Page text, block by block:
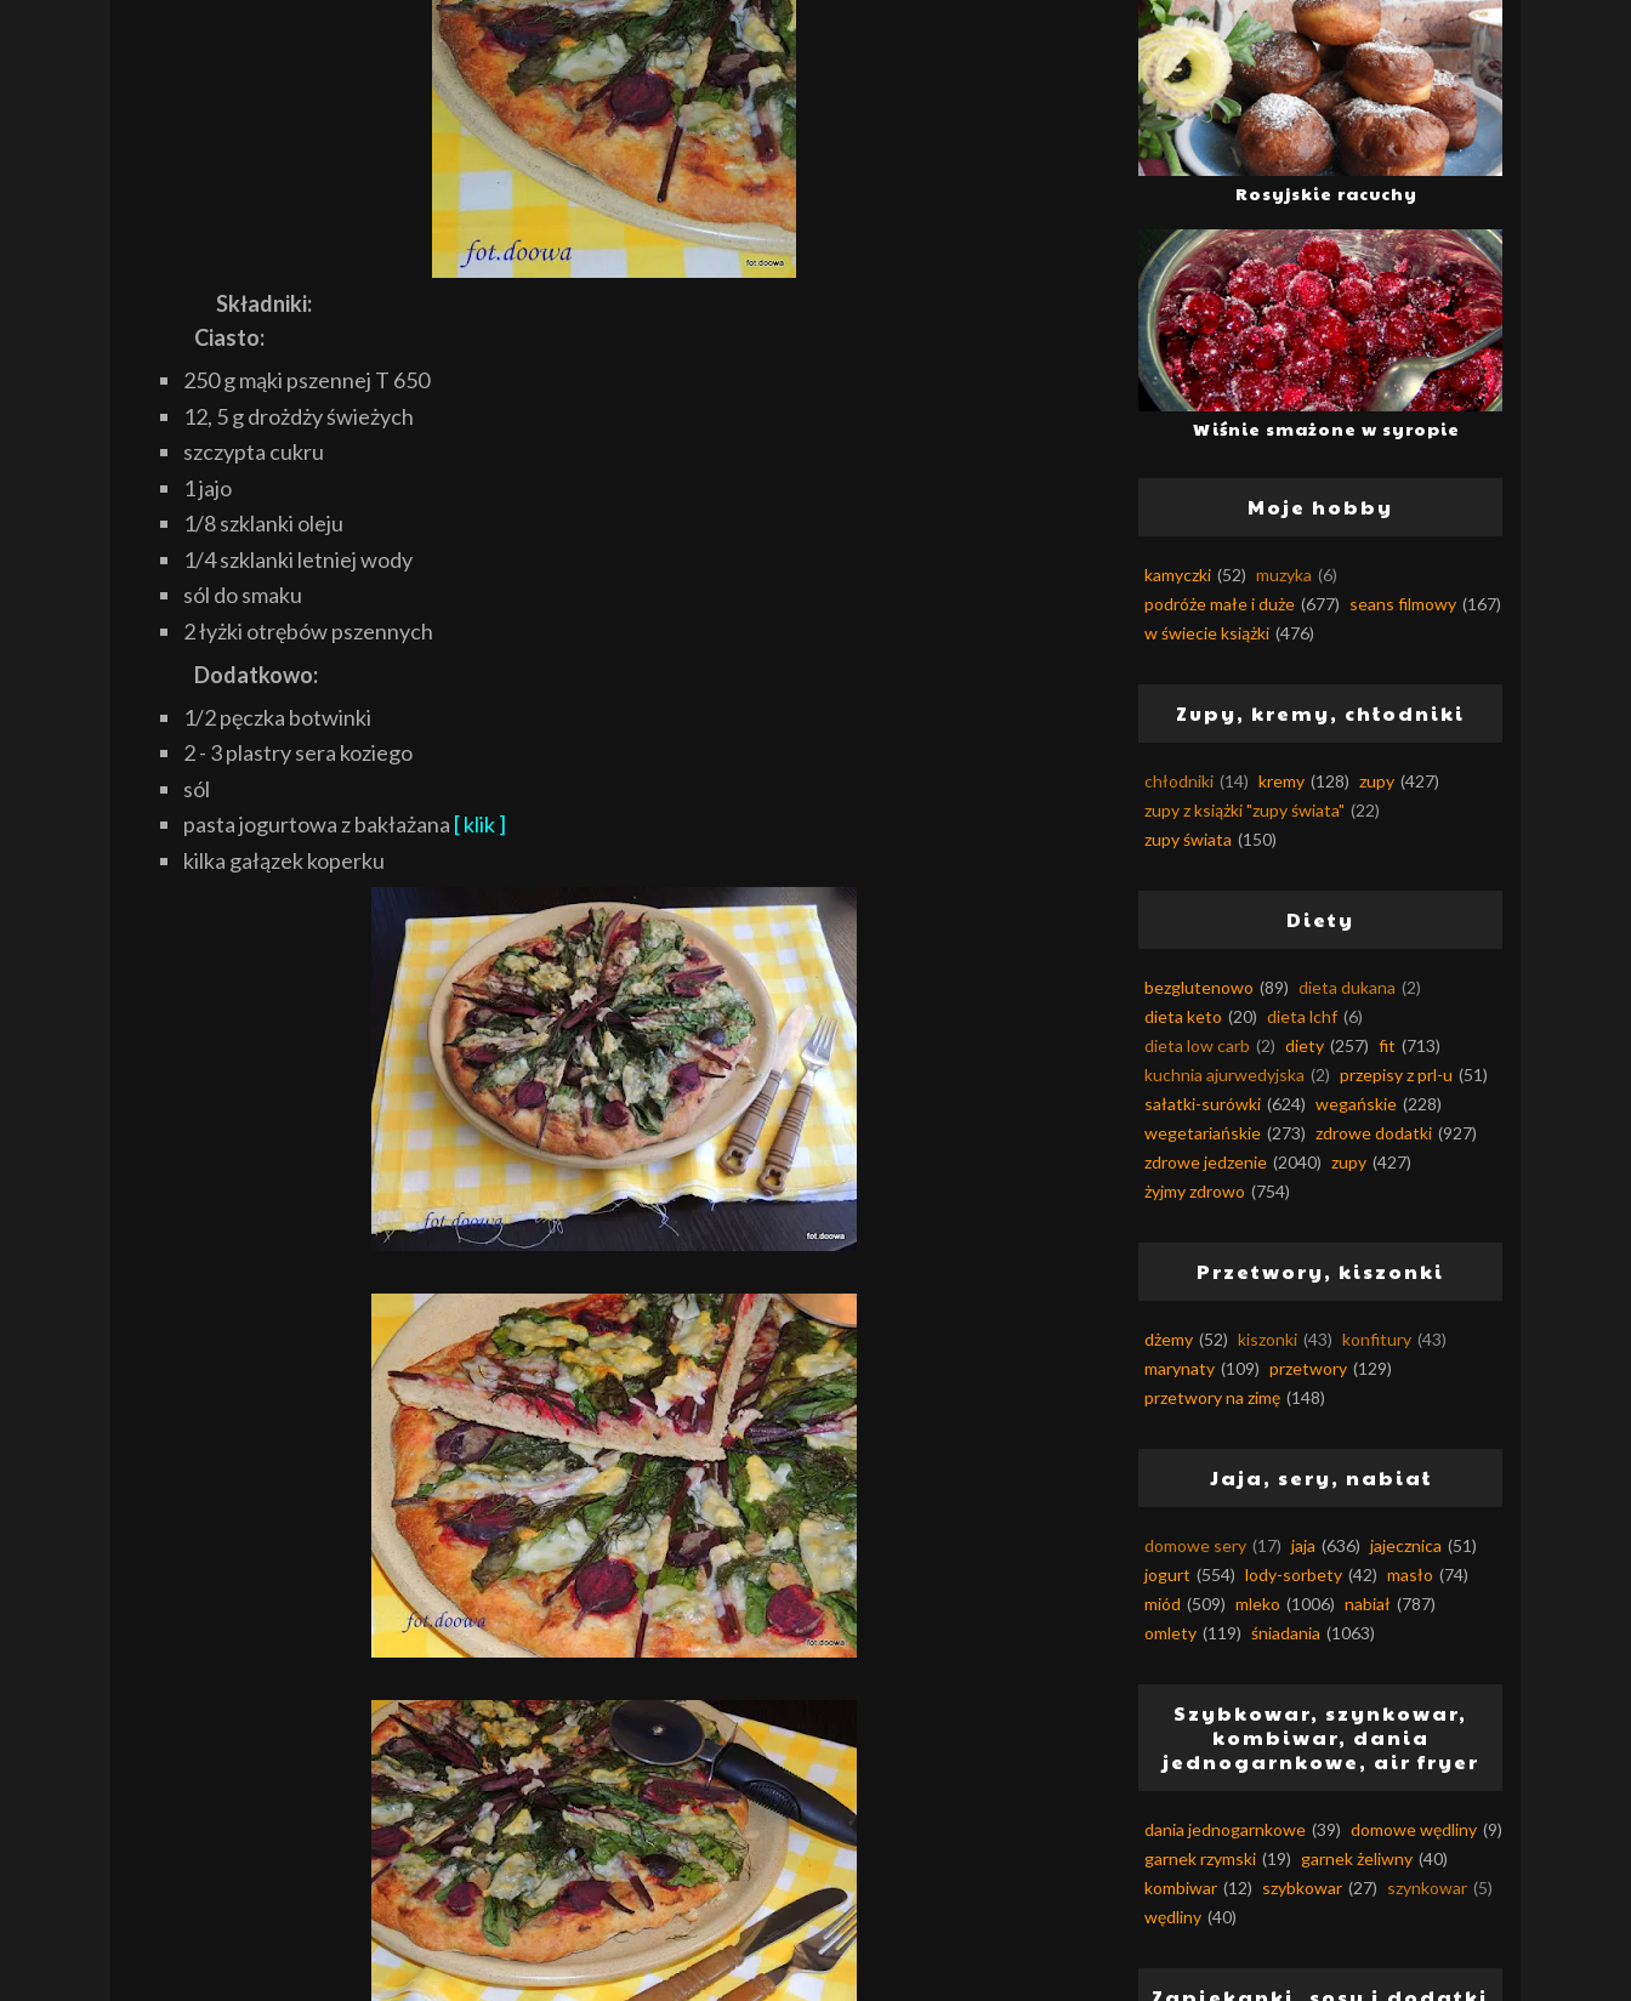
Składniki:
Ciasto:
250 g mąki pszennej T 650
12, 5 g drożdży świeżych
szczypta cukru
1 jajo
1/8 szklanki oleju
1/4 szklanki letniej wody
sól do smaku
2 łyżki otrębów pszennych
Dodatkowo:
1/2 pęczka botwinki
2 - 3 plastry sera koziego
sól
pasta jogurtowa z bakłażana [ klik ]
kilka gałązek koperku
Rosyjskie racuchy
Wiśnie smażone w syropie
Moje hobby
kamyczki (52) muzyka (6)
podróże małe i duże (677) seans filmowy (167)
w świecie książki (476)
Zupy, kremy, chłodniki
chłodniki (14) kremy (128) zupy (427)
zupy z książki "zupy świata" (22)
zupy świata (150)
Diety
bezglutenowo (89) dieta dukana (2)
dieta keto (20) dieta lchf (6)
dieta low carb (2) diety (257) fit (713)
kuchnia ajurwedyjska (2) przepisy z prl-u (51)
sałatki-surówki (624) wegańskie (228)
wegetariańskie (273) zdrowe dodatki (927)
zdrowe jedzenie (2040) zupy (427)
żyjmy zdrowo (754)
Przetwory, kiszonki
dżemy (52) kiszonki (43) konfitury (43)
marynaty (109) przetwory (129)
przetwory na zimę (148)
Jaja, sery, nabiał
domowe sery (17) jaja (636) jajecznica (51)
jogurt (554) lody-sorbety (42) masło (74)
miód (509) mleko (1006) nabiał (787)
omlety (119) śniadania (1063)
Szybkowar, szynkowar,
kombiwar, dania
jednogarnkowe, air fryer
dania jednogarnkowe (39) domowe wędliny (9)
garnek rzymski (19) garnek żeliwny (40)
kombiwar (12) szybkowar (27) szynkowar (5)
wędliny (40)